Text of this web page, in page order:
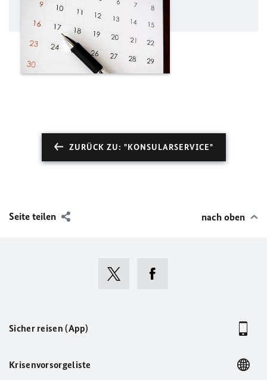
ZURÜCK ZU: "KONSULARSERVICE"
Seite teilen nach oben
Sicher reisen (App)
Krisenvorsorgeliste